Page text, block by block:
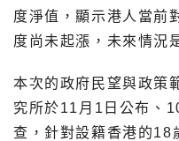
度淨值，顯示港人當前
度尚未起漲，未來情況
本次的政府民望與政策
究所於11月1日公布、
查，針對設籍香港的18